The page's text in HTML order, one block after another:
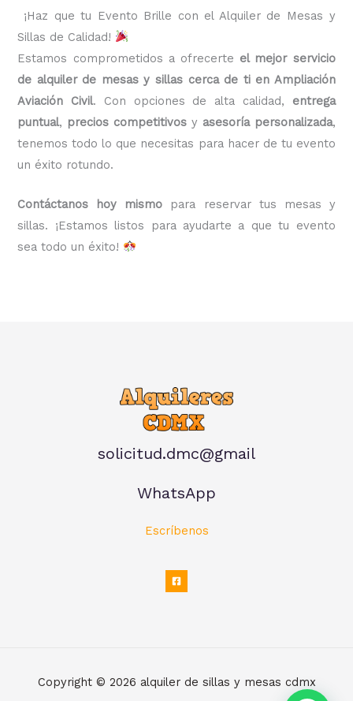
¡Haz que tu Evento Brille con el Alquiler de Mesas y
Sillas de Calidad!
Estamos comprometidos a ofrecerte el mejor servicio
de alquiler de mesas y sillas cerca de ti en Ampliación
Aviación Civil. Con opciones de alta calidad, entrega
puntual, precios competitivos y asesoría personalizada,
tenemos todo lo que necesitas para hacer de tu evento
un éxito rotundo.
Contáctanos hoy mismo para reservar tus mesas y
sillas. ¡Estamos listos para ayudarte a que tu evento
sea todo un éxito!
solicitud.dmc@gmail
WhatsApp
Escríbenos
Copyright © 2026 alquiler de sillas y mesas cdmx